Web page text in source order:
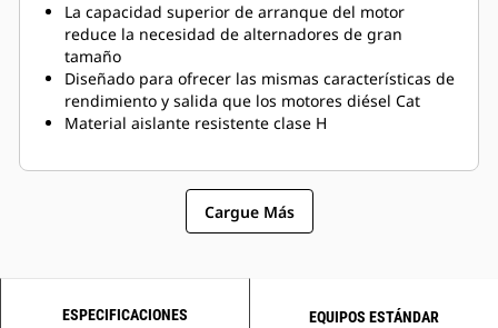
La capacidad superior de arranque del motor
reduce la necesidad de alternadores de gran
tamaño
Diseñado para ofrecer las mismas características de
rendimiento y salida que los motores diésel Cat
Material aislante resistente clase H
Cargue Más
ESPECIFICACIONES EQUIPOS ESTÁNDAR